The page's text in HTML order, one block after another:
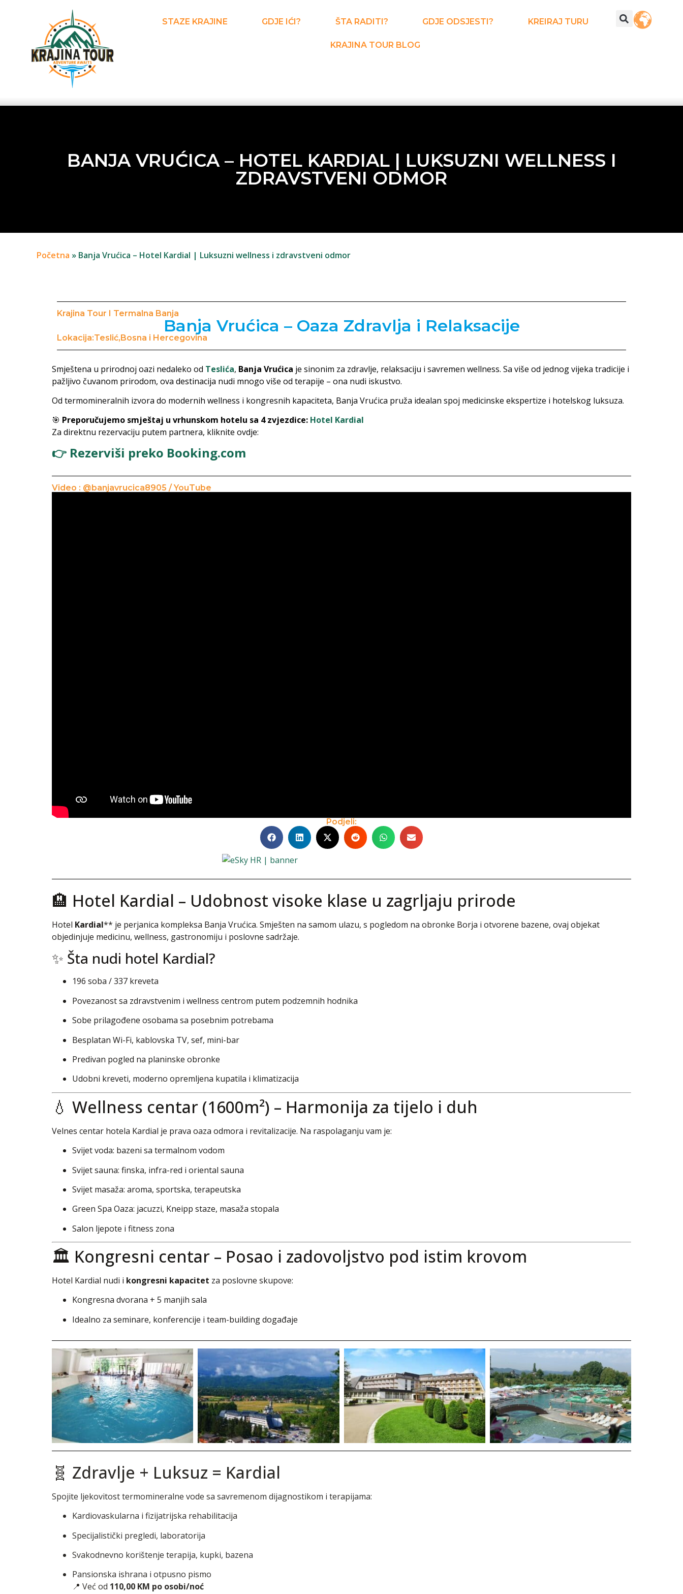
STAZE KRAJINE GDJE IĆI? ŠTA RADITI? GDJE ODSJESTI? KREIRAJ TURU
KRAJINA TOUR BLOG
BANJA VRUĆICA – HOTEL KARDIAL | LUKSUZNI WELLNESS I
ZDRAVSTVENI ODMOR
Početna » Banja Vrućica – Hotel Kardial | Luksuzni wellness i zdravstveni odmor
Krajina Tour I Termalna Banja
Banja Vrućica – Oaza Zdravlja i Relaksacije
Lokacija:Teslić,Bosna i Hercegovina
Smještena u prirodnoj oazi nedaleko od Teslića, Banja Vrućica je sinonim za zdravlje, relaksaciju i savremen wellness. Sa više od jednog vijeka tradicije i
pažljivo čuvanom prirodom, ova destinacija nudi mnogo više od terapije – ona nudi iskustvo.
Od termomineralnih izvora do modernih wellness i kongresnih kapaciteta, Banja Vrućica pruža idealan spoj medicinske ekspertize i hotelskog luksuza.
🎯 Preporučujemo smještaj u vrhunskom hotelu sa 4 zvjezdice: Hotel Kardial
Za direktnu rezervaciju putem partnera, kliknite ovdje:
👉 Rezerviši preko Booking.com
Video : @banjavrucica8905 / YouTube
Podjeli:
🏨 Hotel Kardial – Udobnost visoke klase u zagrljaju prirode
Hotel Kardial** je perjanica kompleksa Banja Vrućica. Smješten na samom ulazu, s pogledom na obronke Borja i otvorene bazene, ovaj objekat
objedinjuje medicinu, wellness, gastronomiju i poslovne sadržaje.
✨ Šta nudi hotel Kardial?
196 soba / 337 kreveta
Povezanost sa zdravstvenim i wellness centrom putem podzemnih hodnika
Sobe prilagođene osobama sa posebnim potrebama
Besplatan Wi-Fi, kablovska TV, sef, mini-bar
Predivan pogled na planinske obronke
Udobni kreveti, moderno opremljena kupatila i klimatizacija
💧 Wellness centar (1600m²) – Harmonija za tijelo i duh
Velnes centar hotela Kardial je prava oaza odmora i revitalizacije. Na raspolaganju vam je:
Svijet voda: bazeni sa termalnom vodom
Svijet sauna: finska, infra-red i oriental sauna
Svijet masaža: aroma, sportska, terapeutska
Green Spa Oaza: jacuzzi, Kneipp staze, masaža stopala
Salon ljepote i fitness zona
🏛️ Kongresni centar – Posao i zadovoljstvo pod istim krovom
Hotel Kardial nudi i kongresni kapacitet za poslovne skupove:
Kongresna dvorana + 5 manjih sala
Idealno za seminare, konferencije i team-building događaje
🧬 Zdravlje + Luksuz = Kardial
Spojite ljekovitost termomineralne vode sa savremenom dijagnostikom i terapijama:
Kardiovaskularna i fizijatrijska rehabilitacija
Specijalistički pregledi, laboratorija
Svakodnevno korištenje terapija, kupki, bazena
Pansionska ishrana i otpusno pismo
📍 Već od 110,00 KM po osobi/noć